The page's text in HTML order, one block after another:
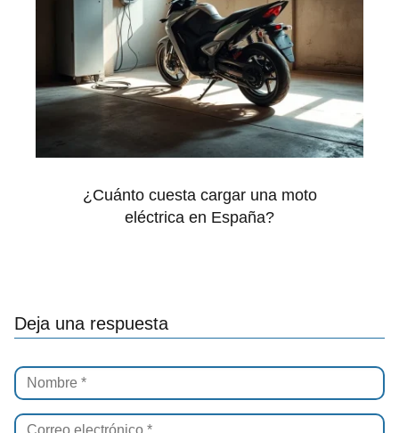
¿Cuánto cuesta cargar una moto
eléctrica en España?
Deja una respuesta